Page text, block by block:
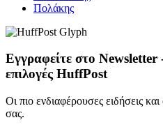
Πολάκης
Εγγραφείτε στο Newsletter
επιλογές HuffPost
Οι πιο ενδιαφέρουσες ειδήσεις
σας.